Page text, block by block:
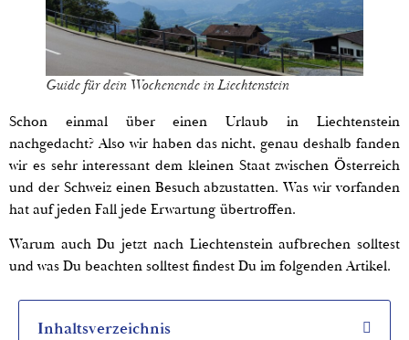
Guide für dein Wochenende in Liechtenstein
Schon einmal über einen Urlaub in Liechtenstein
nachgedacht? Also wir haben das nicht, genau deshalb fanden
wir es sehr interessant dem kleinen Staat zwischen Österreich
und der Schweiz einen Besuch abzustatten. Was wir vorfanden
hat auf jeden Fall jede Erwartung übertroffen.
Warum auch Du jetzt nach Liechtenstein aufbrechen solltest
und was Du beachten solltest findest Du im folgenden Artikel.
Inhaltsverzeichnis